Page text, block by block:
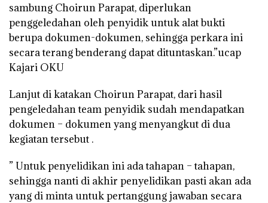
sambung Choirun Parapat, diperlukan
penggeledahan oleh penyidik untuk alat bukti
berupa dokumen-dokumen, sehingga perkara ini
secara terang benderang dapat dituntaskan.”ucap
Kajari OKU
Lanjut di katakan Choirun Parapat, dari hasil
pengeledahan team penyidik sudah mendapatkan
dokumen – dokumen yang menyangkut di dua
kegiatan tersebut .
” Untuk penyelidikan ini ada tahapan – tahapan,
sehingga nanti di akhir penyelidikan pasti akan ada
yang di minta untuk pertanggung jawaban secara